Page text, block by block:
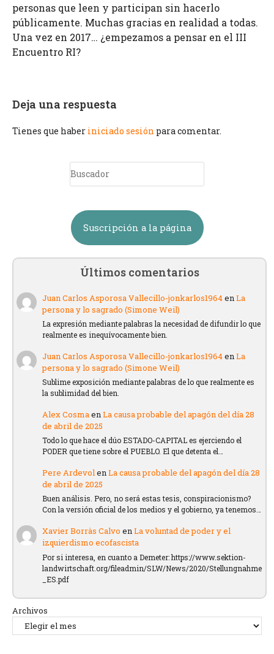
personas que leen y participan sin hacerlo
públicamente. Muchas gracias en realidad a todas.
Una vez en 2017… ¿empezamos a pensar en el III
Encuentro RI?
Deja una respuesta
Tienes que haber iniciado sesión para comentar.
Suscripción a la página
Últimos comentarios
Juan Carlos Asporosa Vallecillo-jonkarlos1964enLa
persona y lo sagrado (Simone Weil)
La expresión mediante palabras la necesidad de difundir lo que
realmente es inequívocamente bien.
Juan Carlos Asporosa Vallecillo-jonkarlos1964enLa
persona y lo sagrado (Simone Weil)
Sublime exposición mediante palabras de lo que realmente es
la sublimidad del bien.
Alex CosmaenLa causa probable del apagón del día 28
de abril de 2025
Todo lo que hace el dúo ESTADO-CAPITAL es ejerciendo el
PODER que tiene sobre el PUEBLO. El que detenta el…
Pere ArdevolenLa causa probable del apagón del día 28
de abril de 2025
Buen análisis. Pero, no será estas tesis, conspiracionismo?
Con la versión oficial de los medios y el gobierno, ya tenemos…
Xavier Borràs Calvo enLa voluntad de poder y el
izquierdismo ecofascista
Por si interesa, en cuanto a Demeter: https://www.sektion-
landwirtschaft.org/fileadmin/SLW/News/2020/Stellungnahme
_ES.pdf
Archivos